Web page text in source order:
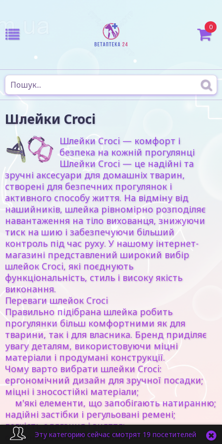
0
Шлейки Croci
Шлейки Croci — комфорт і
безпека на кожній прогулянці
Шлейки Croci — це надійні та
зручні аксесуари для домашніх тварин,
створені для безпечних прогулянок і
активного способу життя. На відміну від
нашийників, шлейка рівномірно розподіляє
навантаження на тіло вихованця, знижуючи
тиск на шию і забезпечуючи більший
контроль під час руху. У нашому інтернет-
магазині представлений широкий вибір
шлейок Croci, які поєднують
функціональність, стиль і високу якість
виконання.
Переваги шлейок Croci
Правильно підібрана шлейка робить
прогулянки більш комфортними як для
тварини, так і для власника. Бренд приділяє
увагу деталям, використовуючи міцні
матеріали і продумані конструкції.
Чому варто вибрати шлейки Croci:
ергономічний дизайн для зручної посадки;
міцні і зносостійкі матеріали;
м'які елементи, що запобігають натиранню;
надійні застібки і регульовані ремені;
легкість одягання і зняття;
сучасний зовнішній вигляд.
Эту категорию сейчас смотрят 19 посетителей